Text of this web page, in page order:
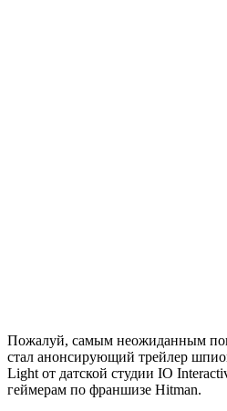
Пожалуй, самым неожиданным
стал анонсирующий трейлер
Light от датской студии IO
геймерам по франшизе Hitman.